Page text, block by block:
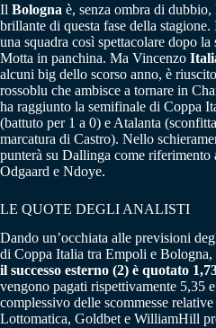
Il Bologna è, senza ombra di
brillante di questa fase della
una squadra così spettacolare dopo
Motta in panchina. Ma Vincenzo
alcuni big dello scorso anno, è
rossoblu che ambisce a tornare in
ha raggiunto la semifinale di Coppa
(battuto per 1 a 0) e Atalanta
marcatura di Castro). Nello
punterà su Dallinga come riferimento
Odgaard e Ndoye.
LE QUOTE DEGLI ANALISTI
Dando un’occhiata alle previsioni
di Coppa Italia tra Empoli e
il successo esterno (2) è quotato
vengono pagati rispettivamente 5,35
complessivo delle scommesse
Lottomatica, Goldbet e WilliamHill